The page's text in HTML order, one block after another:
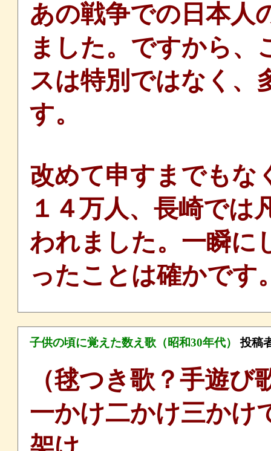
あの戦争での日本人
ました。ですから、
スは特別ではなく、
す。
改めて申すまでもな
１４万人、長崎では
われました。一瞬に
ったことは確かです
子供の頃に覚えた数え歌（昭和30年代） 投稿
（毬つき歌？手遊び
一かけ二かけ三か